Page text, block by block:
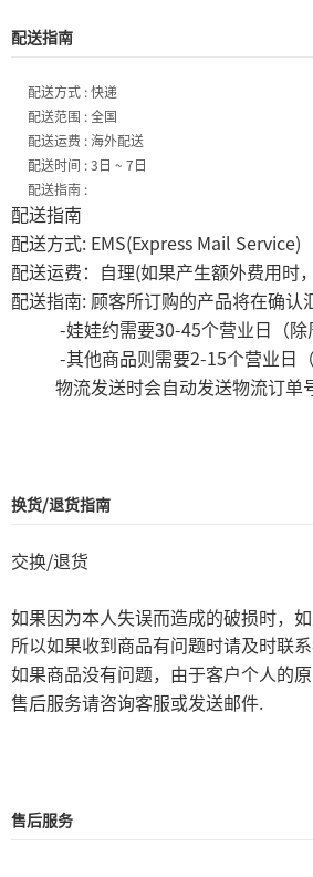
配送指南
配送方式 : 快递
配送范围 : 全国
配送运费 : 海外配送
配送时间 : 3日 ~ 7日
配送指南 :
配送指南
配送方式: EMS(Express Mail Service)
配送运费：自理(如果产生额外费用时
配送指南: 顾客所订购的产品将在确认
-娃娃约需要30-45个营业日（除
-其他商品则需要2-15个营业日
物流发送时会自动发送物流订单
换货/退货指南
交换/退货
如果因为本人失误而造成的破损时，
所以如果收到商品有问题时请及时联系
如果商品没有问题，由于客户个人的
售后服务请咨询客服或发送邮件.
售后服务